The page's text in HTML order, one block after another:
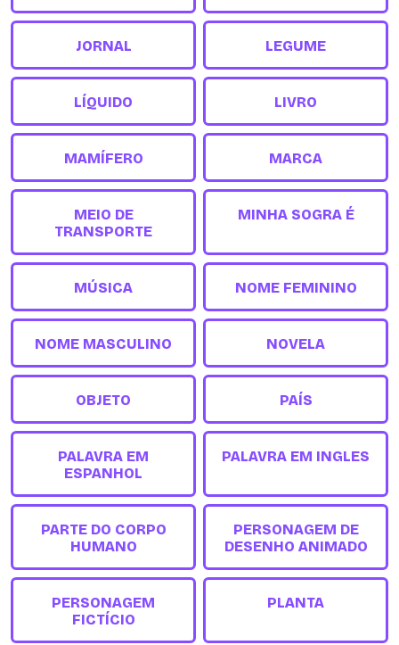
JORNAL LEGUME
LÍQUIDO LIVRO
MAMÍFERO MARCA
MEIO DE
TRANSPORTE
MINHA SOGRA É
MÚSICA NOME FEMININO
NOME MASCULINO NOVELA
OBJETO PAÍS
PALAVRA EM
ESPANHOL
PALAVRA EM INGLES
PARTE DO CORPO
HUMANO
PERSONAGEM DE
DESENHO ANIMADO
PERSONAGEM
FICTÍCIO
PLANTA